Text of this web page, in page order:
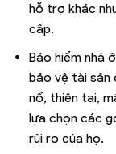
hỗ trợ khác
cấp.
Bảo hiểm nhà
bảo vệ tài sản
nổ, thiên tai,
lựa chọn các
rủi ro của họ.